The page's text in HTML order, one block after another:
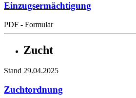
Einzugsermächtigung
PDF - Formular
Zucht
Stand 29.04.2025
Zuchtordnung